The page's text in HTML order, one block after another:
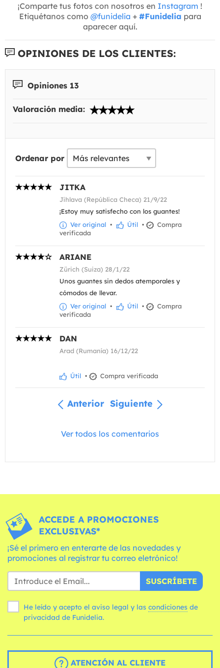
¡Comparte tus fotos con nosotros en Instagram !
Etiquétanos como @funidelia + #Funidelia para
aparecer aquí.
OPINIONES DE LOS CLIENTES:
Opiniones 13
Valoración media:
Ordenar por
JITKA
Jihlava (República Checa) 21/9/22
¡Estoy muy satisfecho con los guantes!
Ver original • Útil •
Compra
verificada
ARIANE
Zürich (Suiza) 28/1/22
Unos guantes sin dedos atemporales y
cómodos de llevar.
Ver original • Útil •
Compra
verificada
DAN
Arad (Rumanía) 16/12/22
Útil • Compra verificada
Anterior Siguiente
Ver todos los comentarios
ACCEDE A PROMOCIONES
EXCLUSIVAS*
¡Sé el primero en enterarte de las novedades y
promociones al registrar tu correo eletrónico!
SUSCRÍBETE
He leído y acepto el aviso legal y las condiciones
privacidad de Funidelia.
ATENCIÓN AL CLIENTE